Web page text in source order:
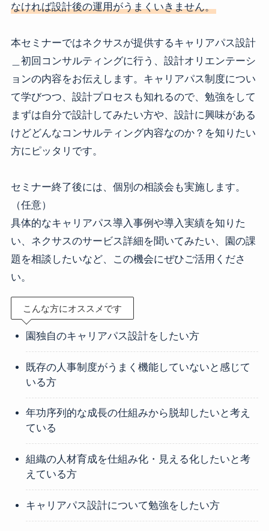
なければ設計後の運用がうまくいきません。
本セミナーではネクサスが提供するキャリアパス設計
＿初回コンサルティングに行う、設計オリエンテーシ
ョンの内容をお伝えします。キャリアパス制度につい
て学びつつ、設計プロセスも知れるので、勉強をして
まずは自分で設計してみたい方や、設計に興味がある
けどどんなコンサルティング内容なのか？を知りたい
方にピッタリです。
セミナー終了後には、個別の相談会も実施します。
（任意）
具体的なキャリアパス導入事例や導入実績を知りた
い、ネクサスのサービス詳細を聞いてみたい、園の課
題を相談したいなど、この機会にぜひご活用くださ
い。
こんな方にオススメです
園独自のキャリアパス設計をしたい方
既存の人事制度がうまく機能していないと感じて
いる方
年功序列的な成長の仕組みから脱却したいと考え
ている
組織の人材育成を仕組み化・見える化したいと考
えている方
キャリアパス設計について勉強をしたい方